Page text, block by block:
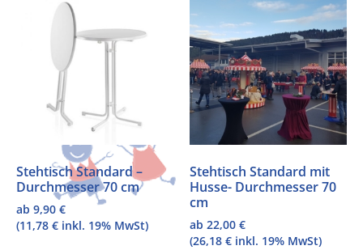
Stehtisch Standard –
Durchmesser 70 cm
ab 9,90 €
(11,78 € inkl. 19% MwSt)
Stehtisch Standard mit
Husse- Durchmesser 70
cm
ab 22,00 €
(26,18 € inkl. 19% MwSt)